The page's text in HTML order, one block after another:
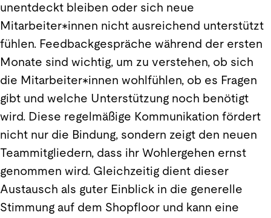
unentdeckt bleiben oder sich neue
Mitarbeiter*innen nicht ausreichend unterstützt
fühlen. Feedbackgespräche während der ersten
Monate sind wichtig, um zu verstehen, ob sich
die Mitarbeiter*innen wohlfühlen, ob es Fragen
gibt und welche Unterstützung noch benötigt
wird. Diese regelmäßige Kommunikation fördert
nicht nur die Bindung, sondern zeigt den neuen
Teammitgliedern, dass ihr Wohlergehen ernst
genommen wird. Gleichzeitig dient dieser
Austausch als guter Einblick in die generelle
Stimmung auf dem Shopfloor und kann eine